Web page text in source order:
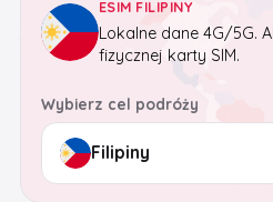
ESIM FILIPINY
Lokalne dane 4G/5G.
fizycznej karty SIM.
Wybierz cel podróży